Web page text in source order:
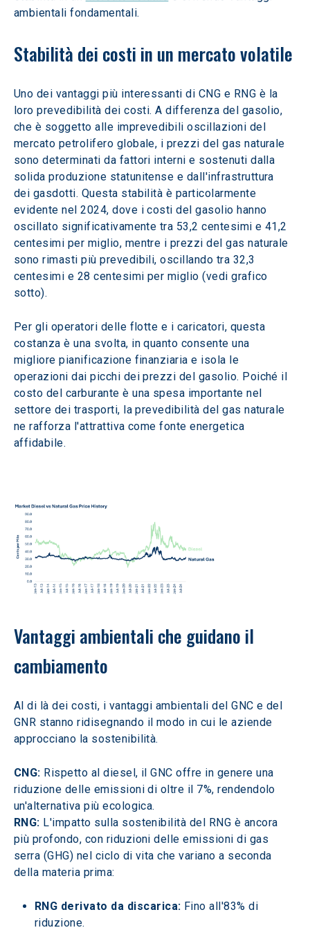
ambientali fondamentali.
Stabilità dei costi in un mercato volatile
Uno dei vantaggi più interessanti di CNG e RNG è la
loro prevedibilità dei costi. A differenza del gasolio,
che è soggetto alle imprevedibili oscillazioni del
mercato petrolifero globale, i prezzi del gas naturale
sono determinati da fattori interni e sostenuti dalla
solida produzione statunitense e dall'infrastruttura
dei gasdotti. Questa stabilità è particolarmente
evidente nel 2024, dove i costi del gasolio hanno
oscillato significativamente tra 53,2 centesimi e 41,2
centesimi per miglio, mentre i prezzi del gas naturale
sono rimasti più prevedibili, oscillando tra 32,3
centesimi e 28 centesimi per miglio (vedi grafico
sotto).
Per gli operatori delle flotte e i caricatori, questa
costanza è una svolta, in quanto consente una
migliore pianificazione finanziaria e isola le
operazioni dai picchi dei prezzi del gasolio. Poiché il
costo del carburante è una spesa importante nel
settore dei trasporti, la prevedibilità del gas naturale
ne rafforza l'attrattiva come fonte energetica
affidabile.
Vantaggi ambientali che guidano il
cambiamento
Al di là dei costi, i vantaggi ambientali del GNC e del
GNR stanno ridisegnando il modo in cui le aziende
approcciano la sostenibilità.
CNG: Rispetto al diesel, il GNC offre in genere una
riduzione delle emissioni di oltre il 7%, rendendolo
un'alternativa più ecologica.
RNG: L'impatto sulla sostenibilità del RNG è ancora
più profondo, con riduzioni delle emissioni di gas
serra (GHG) nel ciclo di vita che variano a seconda
della materia prima:
RNG derivato da discarica: Fino all'83% di
riduzione.